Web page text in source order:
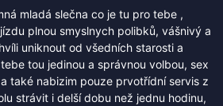
mladá slečna co je tu pro tebe ,
plnou smyslnych polibků, vášnivý a
uniknout od všedních starosti a
tou jedinou a správnou volbou, sex
také nabizim pouze prvotřídní servis z
strávit i delší dobu než jednu hodinu,